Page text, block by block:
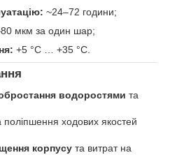
~24–72 години;
мкм за один шар;
+5 °C … +35 °C.
водоростями та
поліпшення ходових якостей
корпусу та витрат на